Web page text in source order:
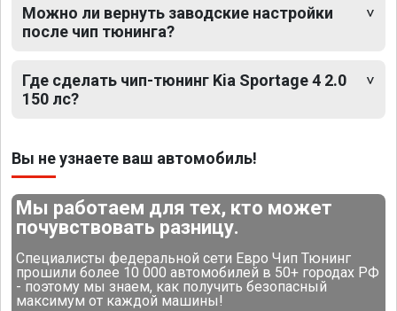
Можно ли вернуть заводские настройки
после чип тюнинга?
Где сделать чип-тюнинг Kia Sportage 4 2.0
150 лс?
Вы не узнаете ваш автомобиль!
Мы работаем для тех, кто может
почувствовать разницу.
Специалисты федеральной сети Евро Чип Тюнинг
прошили более 10 000 автомобилей в 50+ городах РФ
- поэтому мы знаем, как получить безопасный
максимум от каждой машины!